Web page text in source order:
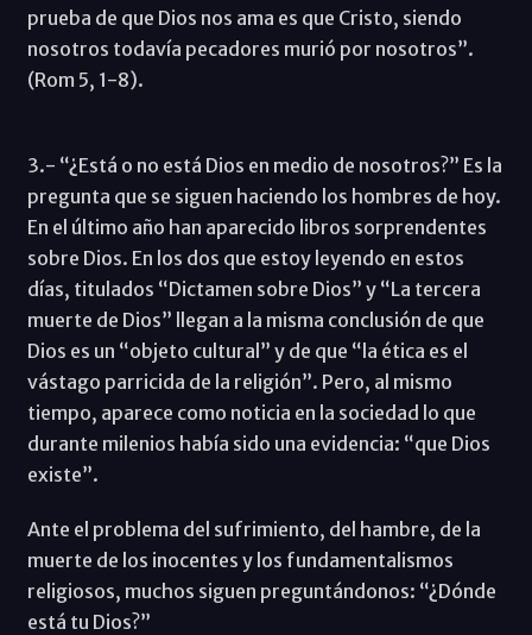
prueba de que Dios nos ama es que Cristo, siendo
nosotros todavía pecadores murió por nosotros”.
(Rom 5, 1-8).
3.- “¿Está o no está Dios en medio de nosotros?” Es la
pregunta que se siguen haciendo los hombres de hoy.
En el último año han aparecido libros sorprendentes
sobre Dios. En los dos que estoy leyendo en estos
días, titulados “Dictamen sobre Dios” y “La tercera
muerte de Dios” llegan a la misma conclusión de que
Dios es un “objeto cultural” y de que “la ética es el
vástago parricida de la religión”. Pero, al mismo
tiempo, aparece como noticia en la sociedad lo que
durante milenios había sido una evidencia: “que Dios
existe”.
Ante el problema del sufrimiento, del hambre, de la
muerte de los inocentes y los fundamentalismos
religiosos, muchos siguen preguntándonos: “¿Dónde
está tu Dios?”